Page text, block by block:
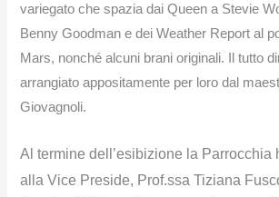
variegato che spazia dai Queen a Stevie
Benny Goodman e dei Weather Report al
Mars, nonché alcuni brani originali. Il tutto
arrangiato appositamente per loro dal
Giovagnoli.
Al termine dell’esibizione la Parrocchia
alla Vice Preside, Prof.ssa Tiziana